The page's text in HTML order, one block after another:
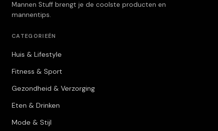
Mannen Stuff brengt je de coolste producten en
mannentips.
CATEGORIEËN
Huis & Lifestyle
Fitness & Sport
Gezondheid & Verzorging
Eten & Drinken
Mode & Stijl